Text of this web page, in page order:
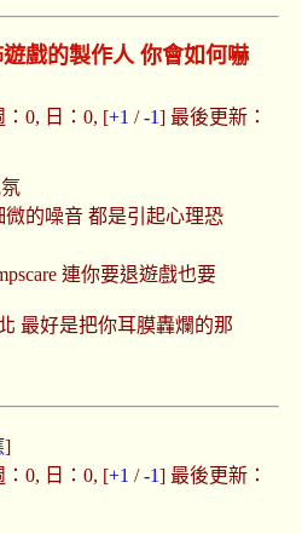
戲的製作人 你會如何嚇
：0, 日：0, [+1 /-1] 最後更新：
的噪音 都是引起心理恐
連你要退遊戲也要
最好是把你耳膜轟爛的那
]
：0, 日：0, [+1 /-1] 最後更新：